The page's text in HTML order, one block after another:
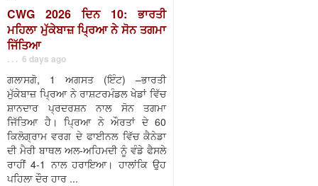
CWG 2026 ਦਿਨ 10: ਭਾਰਤੀ
ਮਹਿਲਾ ਮੁੱਕੇਬਾਜ਼ ਪ੍ਰਿਆ ਨੇ ਸੋਨ ਤਗਮਾ
ਜਿੱਤਿਆ
. . . 6 days ago
ਗਲਾਸਗੋ, 1 ਅਗਸਤ (ਇੰਟ) –ਭਾਰਤੀ
ਮੁੱਕੇਬਾਜ਼ ਪ੍ਰਿਆ ਨੇ ਰਾਸ਼ਟਰਮੰਡਲ ਖੇਡਾਂ ਵਿੱਚ
ਸ਼ਾਨਦਾਰ ਪ੍ਰਦਰਸ਼ਨ ਨਾਲ ਸੋਨ ਤਗਮਾ
ਜਿੱਤਿਆ ਹੈ। ਪ੍ਰਿਆ ਨੇ ਔਰਤਾਂ ਦੇ 60
ਕਿਲੋਗ੍ਰਾਮ ਵਰਗ ਦੇ ਫਾਈਨਲ ਵਿੱਚ ਕੈਨੇਡਾ
ਦੀ ਮੈਰੀ ਬਾਥਲ ਅਲ-ਅਹਿਮਦੀ ਨੂੰ ਵੰਡੇ ਫੈਸਲੇ
ਰਾਹੀਂ 4-1 ਨਾਲ ਹਰਾਇਆ। ਹਾਲਾਂਕਿ ਉਹ
ਪਹਿਲਾ ਦੌਰ ਹਾਰ ...